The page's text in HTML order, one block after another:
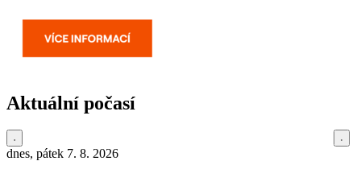
Aktuální počasí
dnes, pátek 7. 8. 2026